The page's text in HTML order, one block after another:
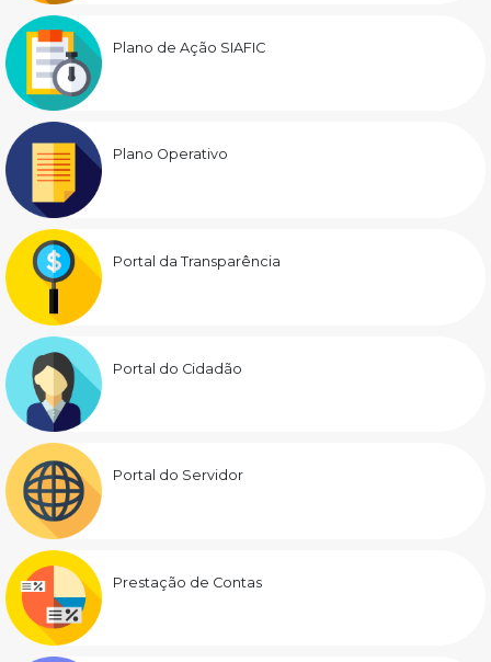
Plano de Ação SIAFIC
Plano Operativo
Portal da Transparência
Portal do Cidadão
Portal do Servidor
Prestação de Contas